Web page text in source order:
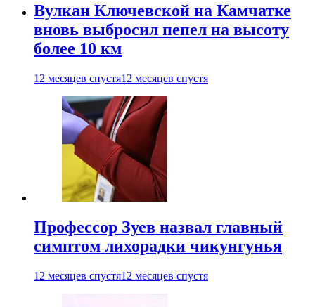
Вулкан Ключевской на Камчатке
вновь выбросил пепел на высоту
более 10 км
12 месяцев спустя12 месяцев спустя
Профессор Зуев назвал главный
симптом лихорадки чикунгунья
12 месяцев спустя12 месяцев спустя